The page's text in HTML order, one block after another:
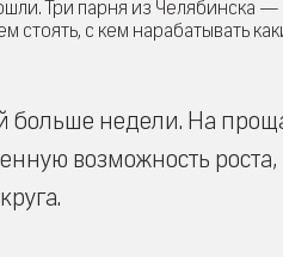
Три парня из Челябинска
стоять, с кем нарабатывать
больше недели. На
возможность